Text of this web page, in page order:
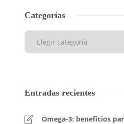
Categorías
Entradas recientes
Omega-3: beneficios